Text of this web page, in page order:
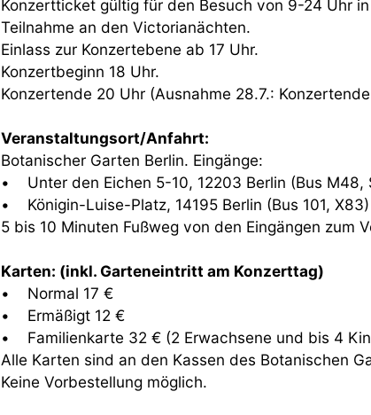
Konzertticket gültig für den Besuch von 9-24 Uhr
Teilnahme an den Victorianächten.
Einlass zur Konzertebene ab 17 Uhr.
Konzertbeginn 18 Uhr.
Konzertende 20 Uhr (Ausnahme 28.7.:
Veranstaltungsort/Anfahrt:
Botanischer Garten Berlin. Eingänge:
• Unter den Eichen 5-10, 12203 Berlin (Bus M48,
• Königin-Luise-Platz, 14195 Berlin (Bus 101, X83)
5 bis 10 Minuten Fußweg von den Eingängen zum
Karten: (inkl. Garteneintritt am Konzerttag)
• Normal 17 €
• Ermäßigt 12 €
• Familienkarte 32 € (2 Erwachsene und bis 4
Alle Karten sind an den Kassen des Botanischen
Keine Vorbestellung möglich.